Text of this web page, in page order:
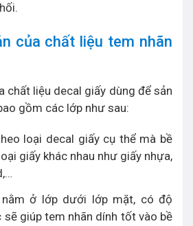
của chất liệu tem nhãn
chất liệu decal giấy dùng để sản
gồm các lớp như sau:
loại decal giấy cụ thể mà bề
giấy khác nhau như giấy nhựa,
nằm ở lớp dưới lớp mặt, có độ
sẽ giúp tem nhãn dính tốt vào bề